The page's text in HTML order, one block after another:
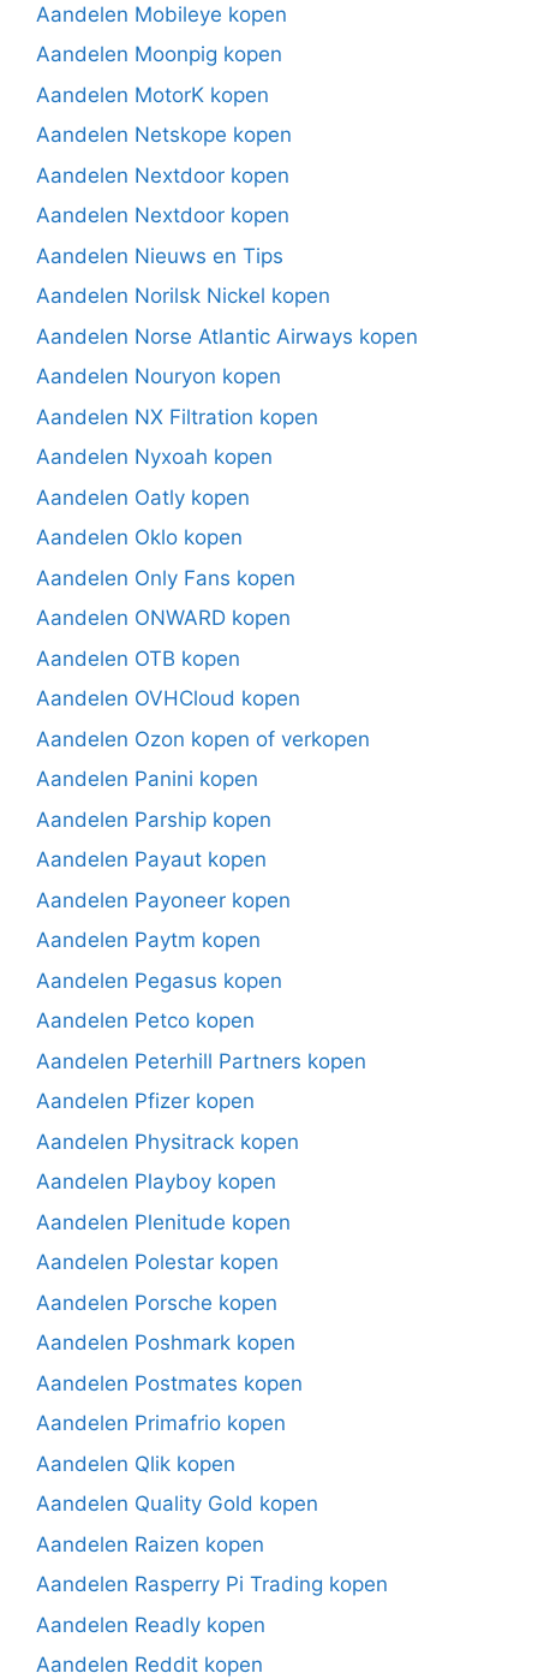
Aandelen Mobileye kopen
Aandelen Moonpig kopen
Aandelen MotorK kopen
Aandelen Netskope kopen
Aandelen Nextdoor kopen
Aandelen Nextdoor kopen
Aandelen Nieuws en Tips
Aandelen Norilsk Nickel kopen
Aandelen Norse Atlantic Airways kopen
Aandelen Nouryon kopen
Aandelen NX Filtration kopen
Aandelen Nyxoah kopen
Aandelen Oatly kopen
Aandelen Oklo kopen
Aandelen Only Fans kopen
Aandelen ONWARD kopen
Aandelen OTB kopen
Aandelen OVHCloud kopen
Aandelen Ozon kopen of verkopen
Aandelen Panini kopen
Aandelen Parship kopen
Aandelen Payaut kopen
Aandelen Payoneer kopen
Aandelen Paytm kopen
Aandelen Pegasus kopen
Aandelen Petco kopen
Aandelen Peterhill Partners kopen
Aandelen Pfizer kopen
Aandelen Physitrack kopen
Aandelen Playboy kopen
Aandelen Plenitude kopen
Aandelen Polestar kopen
Aandelen Porsche kopen
Aandelen Poshmark kopen
Aandelen Postmates kopen
Aandelen Primafrio kopen
Aandelen Qlik kopen
Aandelen Quality Gold kopen
Aandelen Raizen kopen
Aandelen Rasperry Pi Trading kopen
Aandelen Readly kopen
Aandelen Reddit kopen